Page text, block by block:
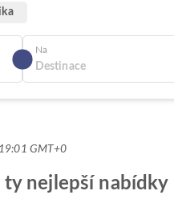
Na
GMT+0
nejlepší